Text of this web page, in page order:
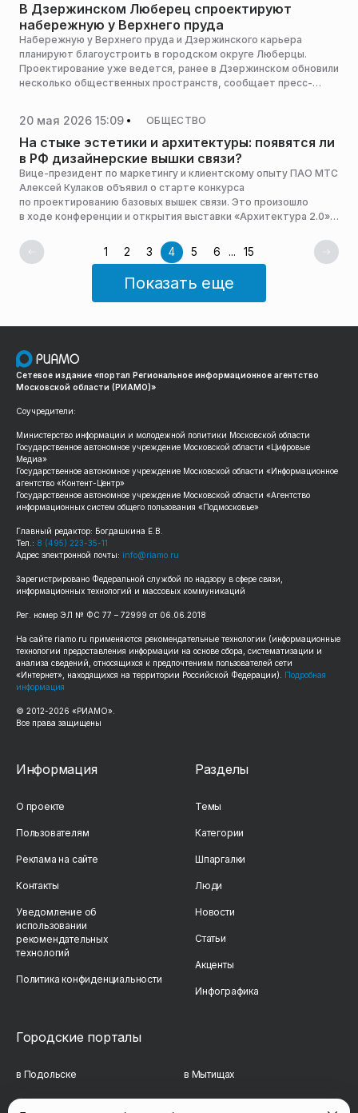
В Дзержинском Люберец спроектируют
набережную у Верхнего пруда
Набережную у Верхнего пруда и Дзержинского карьера
планируют благоустроить в городском округе Люберцы.
Проектирование уже ведется, ранее в Дзержинском обновили
несколько общественных пространств, сообщает пресс-
20 мая 2026 15:09 ОБЩЕСТВО
На стыке эстетики и архитектуры: появятся ли
в РФ дизайнерские вышки связи?
Вице-президент по маркетингу и клиентскому опыту ПАО МТС
Алексей Кулаков объявил о старте конкурса
по проектированию базовых вышек связи. Это произошло
в ходе конференции и открытия выставки «Архитектура 2.0»
1 2 3 4 5 6 ... 15
Показать еще
Сетевое издание «портал Региональное информационное агентство
Московской области (РИАМО)»
Соучредители:
Министерство информации и молодежной политики Московской области
Государственное автономное учреждение Московской области «Цифровые
Медиа»
Государственное автономное учреждение Московской области «Информационное
агентство «Контент-Центр»
Государственное автономное учреждение Московской области «Агентство
информационных систем общего пользования «Подмосковье»
Главный редактор: Богдашкина Е.В.
Тел.: 8 (495) 223-35-11
Адрес электронной почты: info@riamo.ru
Зарегистрировано Федеральной службой по надзору в сфере связи,
информационных технологий и массовых коммуникаций
Рег. номер ЭЛ № ФС 77 – 72999 от 06.06.2018
На сайте riamo.ru применяются рекомендательные технологии (информационные
технологии предоставления информации на основе сбора, систематизации и
анализа сведений, относящихся к предпочтениям пользователей сети
«Интернет», находящихся на территории Российской Федерации). Подробная
информация
© 2012-2026 «РИАМО».
Все права защищены
Информация
О проекте
Пользователям
Реклама на сайте
Контакты
Уведомление об
использовании
рекомендательных
технологий
Политика конфиденциальности
Разделы
Темы
Категории
Шпаргалки
Люди
Новости
Статьи
Акценты
Инфографика
Городские порталы
в Подольске в Мытищах